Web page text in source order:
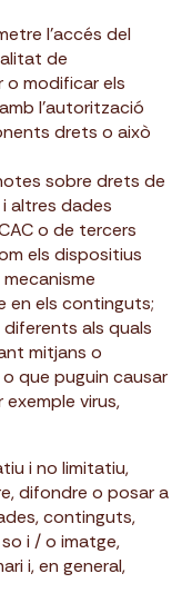
l’accés del
de
o modificar els
l’autorització
drets o això
sobre drets de
altres dades
o de tercers
els dispositius
en els continguts;
als quals
mitjans o
que puguin causar
virus,
i no limitatiu,
difondre o posar a
continguts,
i / o imatge,
i, en general,